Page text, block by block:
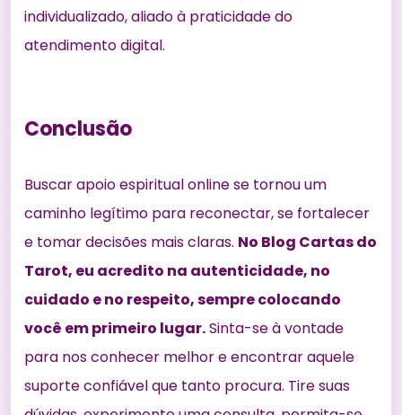
individualizado, aliado à praticidade do
atendimento digital.
Conclusão
Buscar apoio espiritual online se tornou um
caminho legítimo para reconectar, se fortalecer
e tomar decisões mais claras. No Blog Cartas do
Tarot, eu acredito na autenticidade, no
cuidado e no respeito, sempre colocando
você em primeiro lugar.Sinta-se à vontade
para nos conhecer melhor e encontrar aquele
suporte confiável que tanto procura. Tire suas